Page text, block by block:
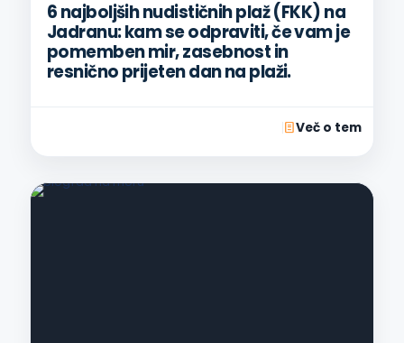
6 najboljših nudističnih plaž (FKK) na
Jadranu: kam se odpraviti, če vam je
pomemben mir, zasebnost in
resnično prijeten dan na plaži.
Več o tem